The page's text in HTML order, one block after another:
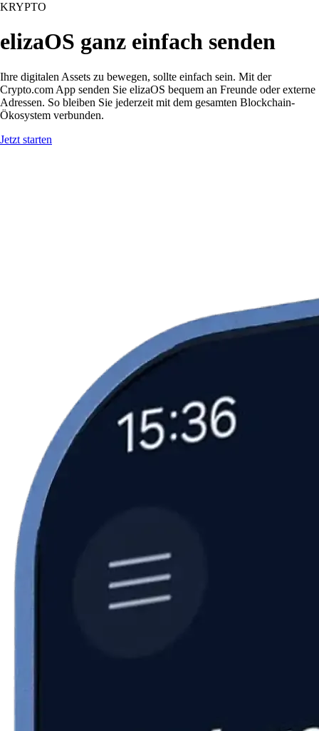
KRYPTO
elizaOS ganz einfach senden
Ihre digitalen Assets zu bewegen, sollte einfach sein. Mit der
Crypto.com App senden Sie elizaOS bequem an Freunde oder externe
Adressen. So bleiben Sie jederzeit mit dem gesamten Blockchain-
Ökosystem verbunden.
Jetzt starten